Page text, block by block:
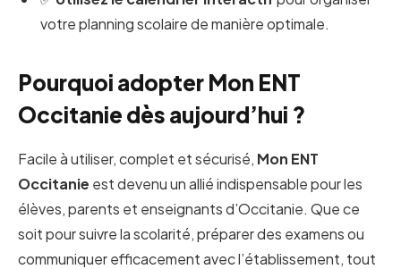
votre planning scolaire de manière optimale.
Pourquoi adopter Mon ENT
Occitanie dès aujourd’hui ?
Facile à utiliser, complet et sécurisé, Mon ENT
Occitanie est devenu un allié indispensable pour les
élèves, parents et enseignants d’Occitanie. Que ce
soit pour suivre la scolarité, préparer des examens ou
communiquer efficacement avec l’établissement, tout